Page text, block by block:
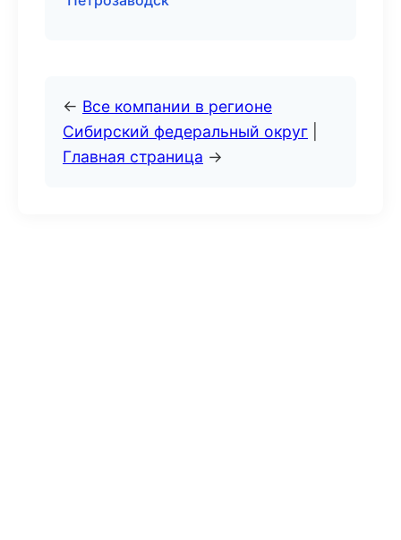
← Все компании в регионе
Сибирский федеральный округ
Главная страница →